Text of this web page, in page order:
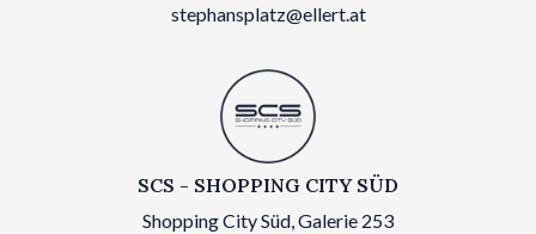
stephansplatz@ellert.at
SCS - SHOPPING CITY SÜD
Shopping City Süd, Galerie 253